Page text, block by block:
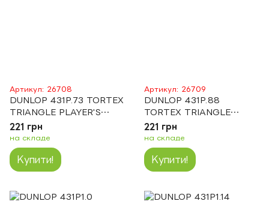
Артикул: 26708
DUNLOP 431P.73 TORTEX
TRIANGLE PLAYER'S
PACK
221 грн
на складе
Купити!
Артикул: 26709
DUNLOP 431P.88
TORTEX TRIANGLE
PLAYER'S PACK
221 грн
на складе
Купити!